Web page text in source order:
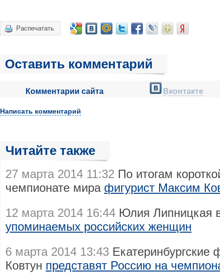
Распечатать
Оставить комментарий
Комментарии сайта Вконтакте
Написать комментарий
Читайте также
27 марта 2014 11:32 По итогам
чемпионате мира фигурист Максим
12 марта 2014 16:44 Юлия Липницкая
упоминаемых российских женщин
6 марта 2014 13:43 Екатеринбургские
Ковтун представят Россию на